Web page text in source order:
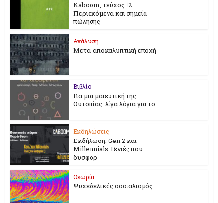
Kaboom, τεύχος 12.
Περιεχόμενα και σημεία
πώλησης
Ανάλυση
Μετα-αποκαλυπτική εποχή
Βιβλίο
Για μια μαιευτική της
Ουτοπίας: λίγα λόγια για το
Εκδηλώσεις
Εκδήλωση: Gen Z και
Millennials. Γενιές που
δυσφορ
Θεωρία
Ψυχεδελικός σοσιαλισμός